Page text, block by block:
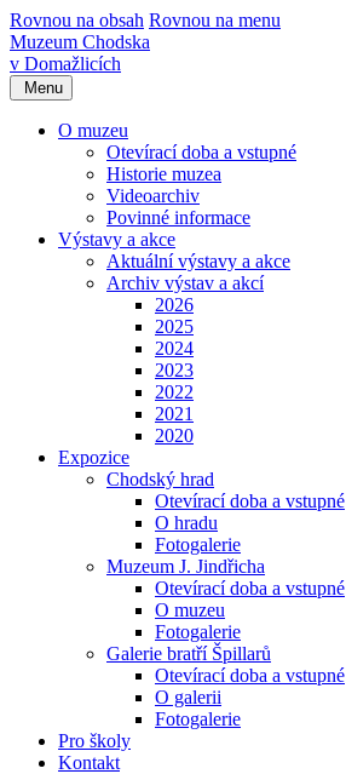
Rovnou na obsah Rovnou na menu
Muzeum Chodska
v Domažlicích
Menu
O muzeu
Otevírací doba a vstupné
Historie muzea
Videoarchiv
Povinné informace
Výstavy a akce
Aktuální výstavy a akce
Archiv výstav a akcí
2026
2025
2024
2023
2022
2021
2020
Expozice
Chodský hrad
Otevírací doba a vstupné
O hradu
Fotogalerie
Muzeum J. Jindřicha
Otevírací doba a vstupné
O muzeu
Fotogalerie
Galerie bratří Špillarů
Otevírací doba a vstupné
O galerii
Fotogalerie
Pro školy
Kontakt